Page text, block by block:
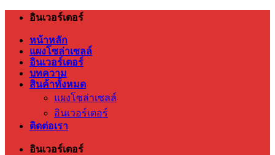
ข้าม
เนื้อหา
อินเวอร์เตอร์
หน้าหลัก
แผงโซล่าเซลล์
อินเวอร์เตอร์
บทความ
สินค้าทั้งหมด
แผงโซล่าเซลล์
อินเวอร์เตอร์
ติดต่อเรา
อินเวอร์เตอร์